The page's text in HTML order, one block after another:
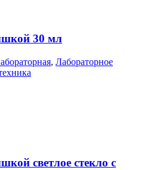
30 мл
, Лабораторное
светлое стекло с